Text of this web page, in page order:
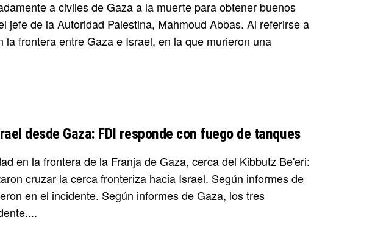
a civiles de Gaza a la muerte para obtener buenos
jefe de la Autoridad Palestina, Mahmoud Abbas. Al referirse a
la frontera entre Gaza e Israel, en la que murieron una
desde Gaza: FDI responde con fuego de tanques
en la frontera de la Franja de Gaza, cerca del Kibbutz Be'eri:
cruzar la cerca fronteriza hacia Israel. Según informes de
en el incidente. Según informes de Gaza, los tres